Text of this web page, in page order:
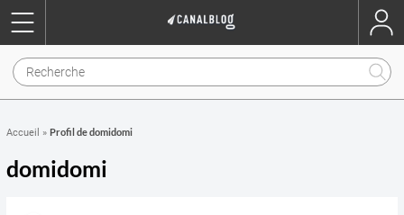
Accueil » Profil de domidomi
domidomi